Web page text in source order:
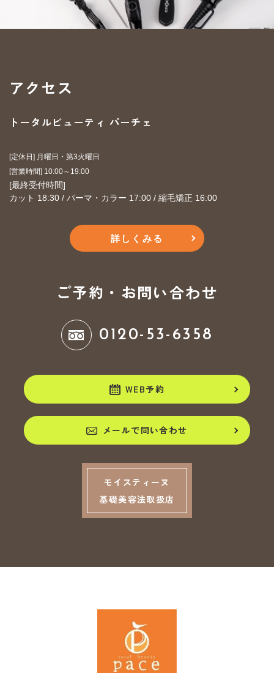
アクセス
トータルビューティ パーチェ
[定休日] 月曜日・第3火曜日
​​​​​​​[営業時間] 10:00～19:00
​​​​​​​[最終受付時間]
カット 18:30 / パーマ・カラー 17:00 / 縮毛矯正 16:00
詳しくみる
ご予約・お問い合わせ
0120-53-6358
WEB予約
メールで問い合わせ
モイスティーヌ
基礎美容法取扱店